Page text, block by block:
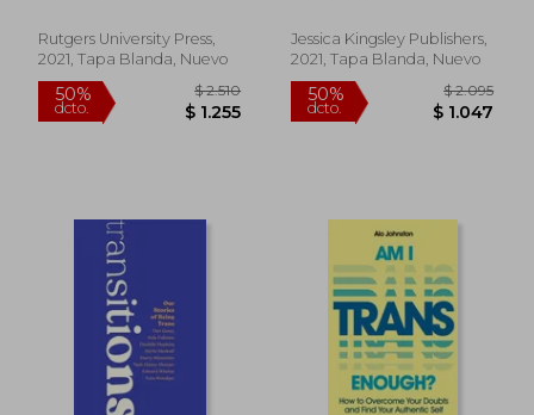
Rutgers University Press,
2021, Tapa Blanda, Nuevo
Jessica Kingsley Publishers,
2021, Tapa Blanda, Nuevo
50%
dcto.